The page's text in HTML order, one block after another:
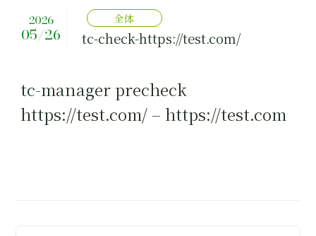
2026
05/26
全体
tc-check-https://test.com/
tc-manager precheck
https://test.com/ – https://test.com